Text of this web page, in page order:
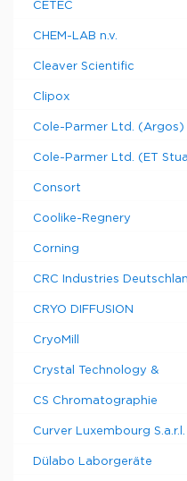
CETEC
CHEM-LAB n.v.
Cleaver Scientific
Clipox
Cole-Parmer Ltd. (Argos)
Cole-Parmer Ltd. (ET
Consort
Coolike-Regnery
Corning
CRC Industries
CRYO DIFFUSION
CryoMill
Crystal Technology &
CS Chromatographie
Curver Luxembourg S.a.r.l.
Dülabo Laborgeräte